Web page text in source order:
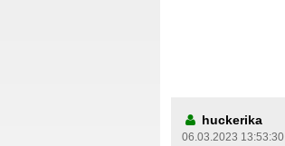
huckerika
06.03.2023 13:53:30